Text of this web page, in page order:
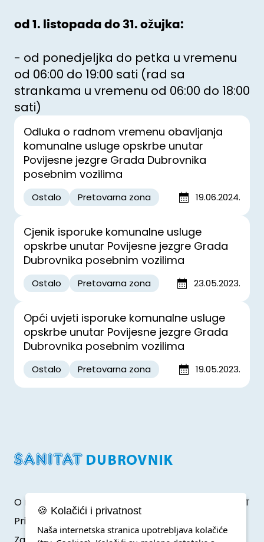
od 1. listopada do 31. ožujka:
- od ponedjeljka do petka u vremenu
od 06:00 do 19:00 sati (rad sa
strankama u vremenu od 06:00 do 18:00
sati)
Odluka o radnom vremenu obavljanja
komunalne usluge opskrbe unutar
Povijesne jezgre Grada Dubrovnika
posebnim vozilima
Ostalo Pretovarna zona 19.06.2024.
Cjenik isporuke komunalne usluge
opskrbe unutar Povijesne jezgre Grada
Dubrovnika posebnim vozilima
Ostalo Pretovarna zona 23.05.2023.
Opći uvjeti isporuke komunalne usluge
opskrbe unutar Povijesne jezgre Grada
Dubrovnika posebnim vozilima
Ostalo Pretovarna zona 19.05.2023.
O nama
Pristup informacijama
Developed by Klik IT
🍪 Kolačići i privatnost
Naša internetska stranica upotrebljava kolačiće